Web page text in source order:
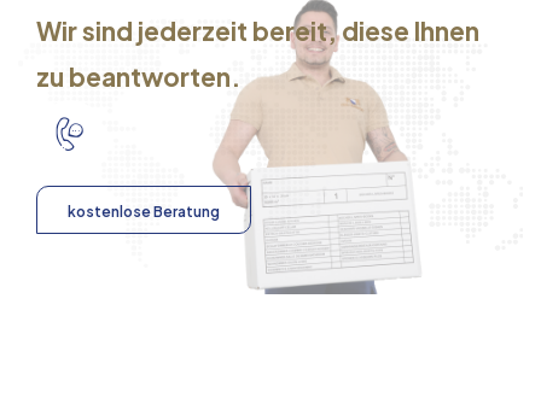
Wir sind jederzeit bereit, diese Ihnen
zu beantworten.
kostenlose Beratung